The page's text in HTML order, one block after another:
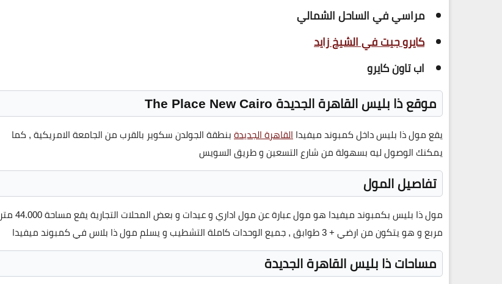
مراسي في الساحل الشمالي
كايرو جيت في الشيخ زايد
اب تاون كايرو
موقع ذا بليس القاهرة الجديدة The Place New Cairo
يقع مول ذا بليس داخل كمبوند ميفيداالقاهرة الجديدةبنطقة الجولدن سكوير بالقرب من الجامعة الامريكية , كما
يمكنك الوصول ليه بسهولة من شارع التسعين و طريق السويس
تفاصيل المول
مول ذا بليس بكمبوند ميفيدا هو مول عبارة عن مول اداري و عيدات و بعض المحلات التجارية يقع مساحة 44.000 متر
مربع و هو يتكون من ارضي + 3 طوابق , جميع الوحدات كاملة التشطيب و يسلم مول ذا بلاس في كمبوند ميفيدا
مساحات ذا بليس القاهرة الجديدة